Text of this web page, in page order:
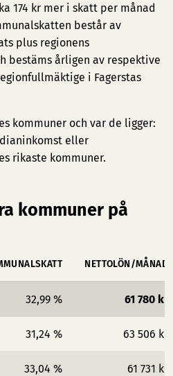
174 kr mer i skatt per månad
består av
plus regionens
bestäms årligen av respektive
i Fagerstas
kommuner och var de ligger:
eller
rikaste kommuner.
kommuner på
NETTOLÖN/MÅNAD
32,99 % 61 780 kr
31,24 % 63 506 kr
33,04 % 61 731 kr